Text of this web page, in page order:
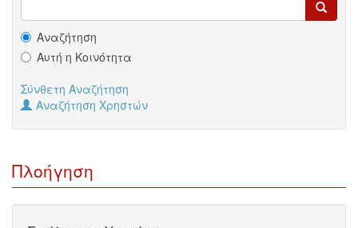
Αναζήτηση
Αυτή η Κοινότητα
Σύνθετη Αναζήτηση
Αναζήτηση Χρηστών
Πλοήγηση